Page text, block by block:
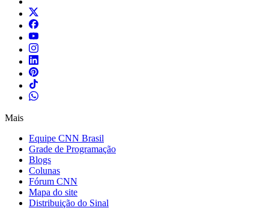
Mais
Equipe CNN Brasil
Grade de Programação
Blogs
Colunas
Fórum CNN
Mapa do site
Distribuição do Sinal